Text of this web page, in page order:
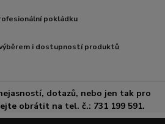
pokládku
i dostupností produktů
dotazů, nebo jen tak pro
obrátit na tel. č.: 731 199 591.